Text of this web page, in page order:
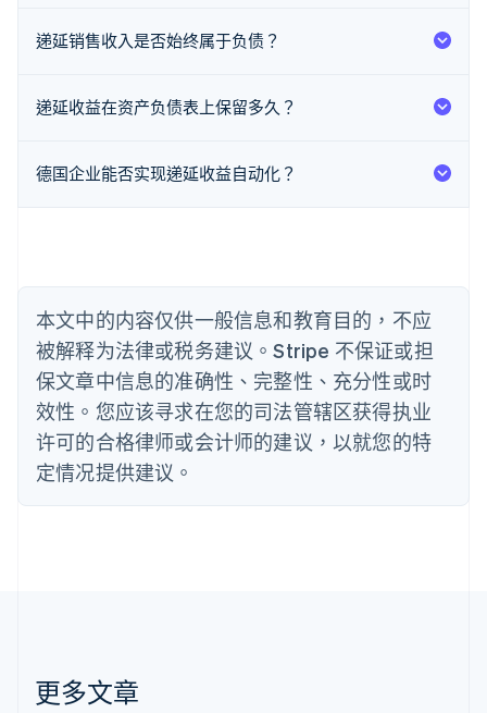
递延销售收入是否始终属于负债？
递延收益在资产负债表上保留多久？
德国企业能否实现递延收益自动化？
本文中的内容仅供一般信息和教育目的，不应
被解释为法律或税务建议。Stripe 不保证或担
保文章中信息的准确性、完整性、充分性或时
效性。您应该寻求在您的司法管辖区获得执业
许可的合格律师或会计师的建议，以就您的特
定情况提供建议。
更多文章
English
奥地利
English
比利时
波兰
English
丹麦
English
德国
DeutschEnglish
法国
FrançaisEnglish
芬兰
克罗地亚
EnglishItaliano